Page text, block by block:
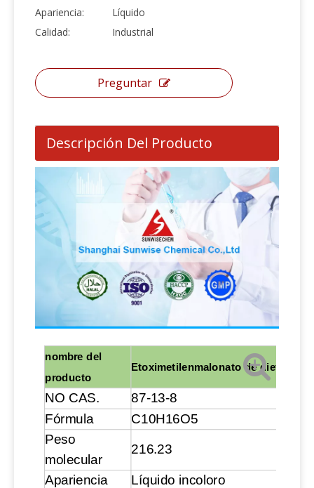
Apariencia:
Líquido
Calidad:
Industrial
Preguntar
Descripción Del Producto
nombre del
producto
Etoximetilenmalonato de dietilo
NO CAS.
87-13-8
Fórmula
C10H16O5
Peso
molecular
216.23
Apariencia Líquido incoloro